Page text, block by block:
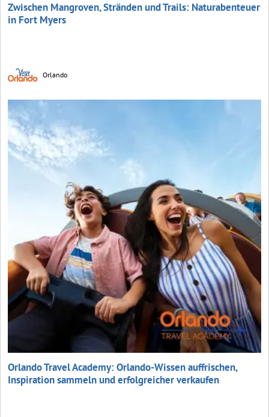
Zwischen Mangroven, Stränden und Trails: Naturabenteuer
in Fort Myers
Orlando
Orlando Travel Academy: Orlando-Wissen auffrischen,
Inspiration sammeln und erfolgreicher verkaufen